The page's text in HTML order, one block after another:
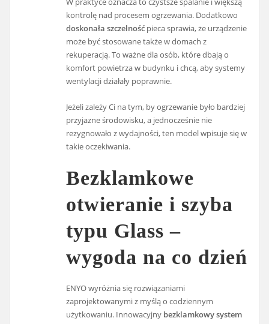
kontrolę nad procesem ogrzewania. Dodatkowo
doskonała szczelność pieca sprawia, że urządzenie
może być stosowane także w domach z
rekuperacją. To ważne dla osób, które dbają o
komfort powietrza w budynku i chcą, aby systemy
wentylacji działały poprawnie.
Jeżeli zależy Ci na tym, by ogrzewanie było bardziej
przyjazne środowisku, a jednocześnie nie
rezygnowało z wydajności, ten model wpisuje się w
takie oczekiwania.
Bezklamkowe
otwieranie i szyba
typu Glass –
wygoda na co dzień
ENYO wyróżnia się rozwiązaniami
zaprojektowanymi z myślą o codziennym
użytkowaniu. Innowacyjny bezklamkowy system